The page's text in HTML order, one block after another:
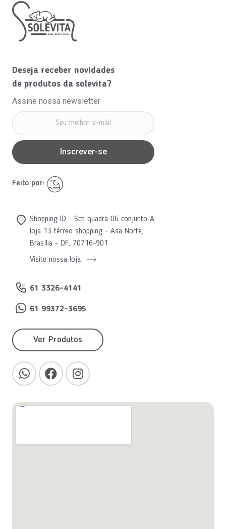
Deseja receber novidades
de produtos da solevita?
Assine nossa newsletter
Inscrever-se
Feito por:
Shopping ID - Scn quadra 06 conjunto A
loja 13 térreo shopping - Asa Norte,
Brasília - DF, 70716-901
Visite nossa loja
61 3326-4141
61 99372-3695
Ver Produtos